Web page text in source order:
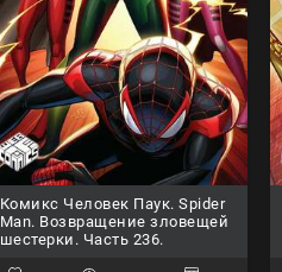
Комикс Человек Паук. Spider
Man. Возвращение зловещей
шестерки. Часть 236.